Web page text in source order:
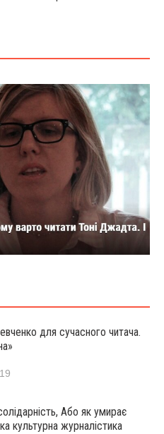
для сучасного читача.
Або як умирає
культурна журналістика